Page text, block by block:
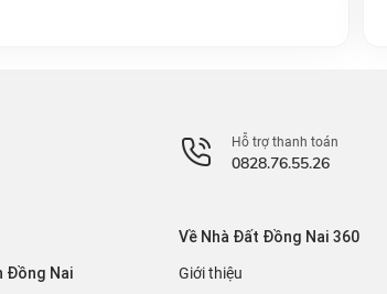
Đồng Nai
Hỗ trợ thanh toán
0828.76.55.26
Về Nhà Đất Đồng Nai 360
Giới thiệu